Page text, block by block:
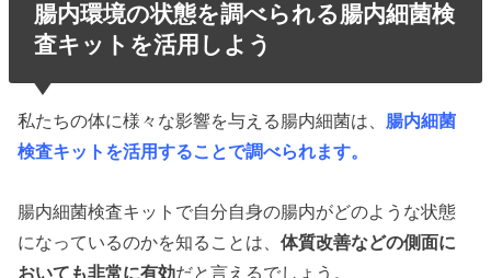
腸内環境の状態を調べられる腸内細菌検
査キットを活用しよう
私たちの体に様々な影響を与える腸内細菌は、 腸内細菌
検査キットを活用することで調べられます。
腸内細菌検査キットで自分自身の腸内がどのような状態
になっているのかを知ることは、体質改善などの側面に
おいても非常に有効だと言えるでしょう。